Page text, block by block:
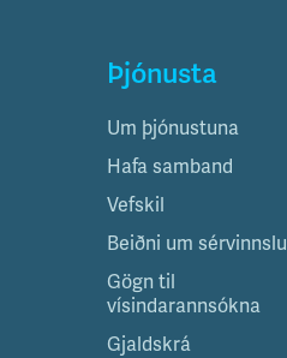
Þjónusta
Um þjónustuna
Hafa samband
Vefskil
Beiðni um sérvinnslu
Gögn til
vísindarannsókna
Gjaldskrá